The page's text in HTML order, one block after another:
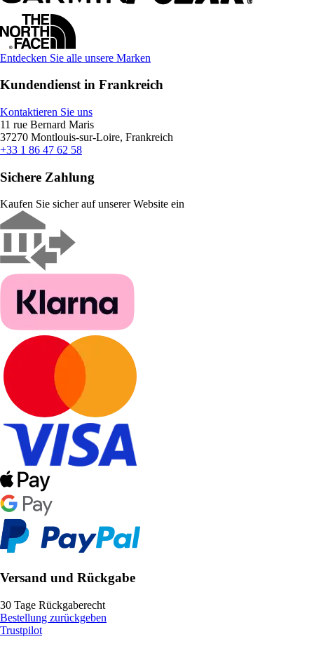
Entdecken Sie alle unsere Marken
Kundendienst in Frankreich
Kontaktieren Sie uns
11 rue Bernard Maris
37270 Montlouis-sur-Loire, Frankreich
+33 1 86 47 62 58
Sichere Zahlung
Kaufen Sie sicher auf unserer Website ein
Versand und Rückgabe
30 Tage Rückgaberecht
Bestellung zurückgeben
Trustpilot